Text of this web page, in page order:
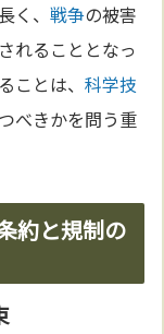
く、戦争の被害
されることとなっ
ことは、科学技
べきかを問う重
約と規制の